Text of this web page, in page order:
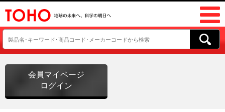
会員マイページ
ログイン